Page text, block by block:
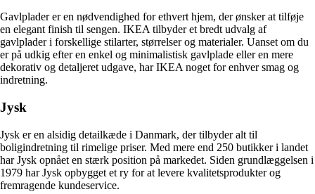
Gavlplader er en nødvendighed for ethvert hjem, der ønsker at tilføje
en elegant finish til sengen. IKEA tilbyder et bredt udvalg af
gavlplader i forskellige stilarter, størrelser og materialer. Uanset om du
er på udkig efter en enkel og minimalistisk gavlplade eller en mere
dekorativ og detaljeret udgave, har IKEA noget for enhver smag og
indretning.
Jysk
Jysk er en alsidig detailkæde i Danmark, der tilbyder alt til
boligindretning til rimelige priser. Med mere end 250 butikker i landet
har Jysk opnået en stærk position på markedet. Siden grundlæggelsen i
1979 har Jysk opbygget et ry for at levere kvalitetsprodukter og
fremragende kundeservice.